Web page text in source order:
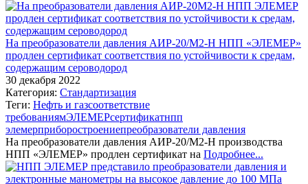
На преобразователи давления АИР-20/М2-Н НПП «ЭЛЕМЕР»
продлен сертификат соответствия по устойчивости к средам,
содержащим сероводород
30 декабря 2022
Категория: Стандартизация
Теги: Нефть и газсоответствие
требованиямЭЛЕМЕРсертификатнпп
элемерприборостроениепреобразователи давления
На преобразователи давления АИР-20/М2-Н производства
НПП «ЭЛЕМЕР» продлен сертификат на Подробнее...